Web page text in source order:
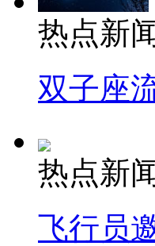
热点新
双子座
热点新
飞行员